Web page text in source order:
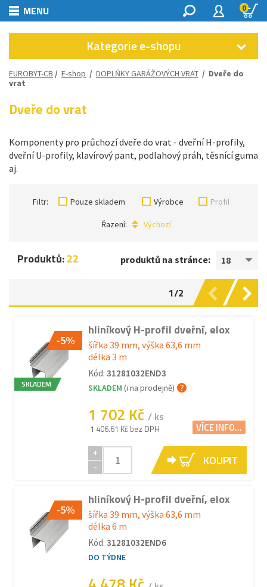
MENU 0
Kategorie e-shopu
EUROBYT-CB / E-shop / DOPLŇKY GARÁŽOVÝCH VRAT / Dveře do
vrat
Dveře do vrat
Komponenty pro průchozí dveře do vrat - dveřní H-profily,
dveřní U-profily, klavírový pant, podlahový práh, těsnící guma
aj.
Filtr: Pouze skladem Výrobce Profil
Řazení: Výchozí
produktů na stránce: 18
Produktů:22
1/2
-5%
SKLADEM
hliníkový H-profil dveřní, elox
šířka 39 mm, výška 63,6 mm
délka 3 m
Kód: 31281032END3
SKLADEM (i na prodejně)
1 702 Kč / ks
1 406.61 Kč bez DPH VÍCE INFO...
+
-
KOUPIT
-5%
hliníkový H-profil dveřní, elox
šířka 39 mm, výška 63,6 mm
délka 6 m
Kód: 31281032END6
DO TÝDNE